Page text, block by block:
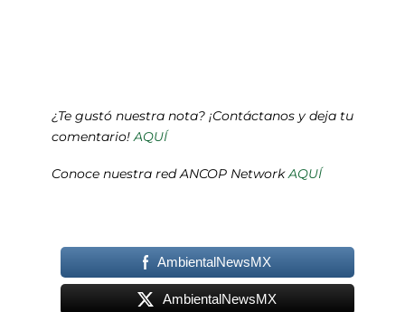
¿Te gustó nuestra nota? ¡Contáctanos y deja tu
comentario!AQUÍ
Conoce nuestra red ANCOP NetworkAQUÍ
AmbientalNewsMX
AmbientalNewsMX